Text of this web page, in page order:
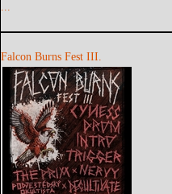
...
Falcon Burns Fest III.